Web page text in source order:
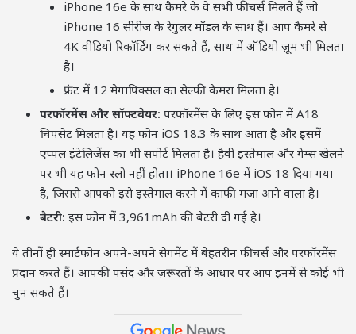
iPhone 16e के साथ कैमरे के वे सभी फीचर्स मिलते हैं जो
iPhone 16 सीरीज के रेगुलर मॉडल के साथ हैं। आप कैमरे से
4K वीडियो रिकॉर्डिंग कर सकते हैं, साथ में ऑडियो ज़ूम भी मिलता
है।
फ्रंट में 12 मेगापिक्सल का सेल्फी कैमरा मिलता है।
परफॉरमेंस और सॉफ्टवेयर: परफॉरमेंस के लिए इस फोन में A18
चिपसेट मिलता है। यह फोन iOS 18.3 के साथ आता है और इसमें
एप्पल इंटेलिजेंस का भी सपोर्ट मिलता है। हैवी इस्तेमाल और गेम्स खेलने
पर भी यह फोन स्लो नहीं होता। iPhone 16e में iOS 18 दिया गया
है, जिससे आपको इसे इस्तेमाल करने में काफी मज़ा आने वाला है।
बैटरी: इस फोन में 3,961mAh की बैटरी दी गई है।
ये तीनों ही स्मार्टफोन अपने-अपने सेगमेंट में बेहतरीन फीचर्स और परफॉरमेंस
प्रदान करते हैं। आपकी पसंद और ज़रूरतों के आधार पर आप इनमें से कोई भी
चुन सकते हैं।